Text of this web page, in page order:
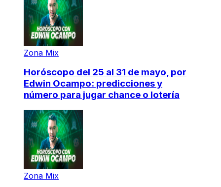
Zona Mix
Horóscopo del 25 al 31 de mayo, por
Edwin Ocampo: predicciones y
número para jugar chance o lotería
Zona Mix